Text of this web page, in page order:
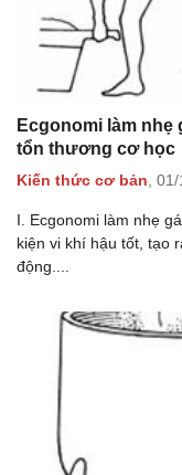
Ecgonomi làm
tổn thương cơ học
Kiến thức cơ bản 01/
I. Ecgonomi làm nhẹ
kiện vi khí hậu tốt, tạo
động....